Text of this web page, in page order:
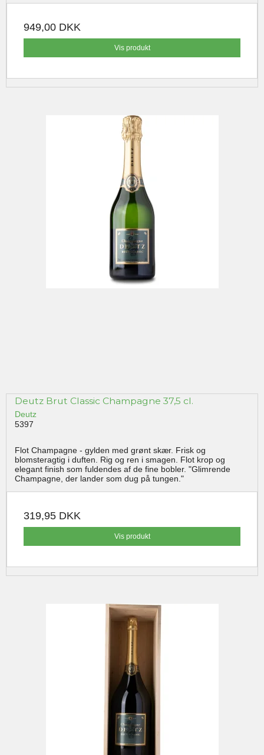
949,00 DKK
Vis produkt
Deutz Brut Classic Champagne 37,5 cl.
Deutz
5397
Flot Champagne - gylden med grønt skær. Frisk og
blomsteragtig i duften. Rig og ren i smagen. Flot krop og
elegant finish som fuldendes af de fine bobler. "Glimrende
Champagne, der lander som dug på tungen."
319,95 DKK
Vis produkt